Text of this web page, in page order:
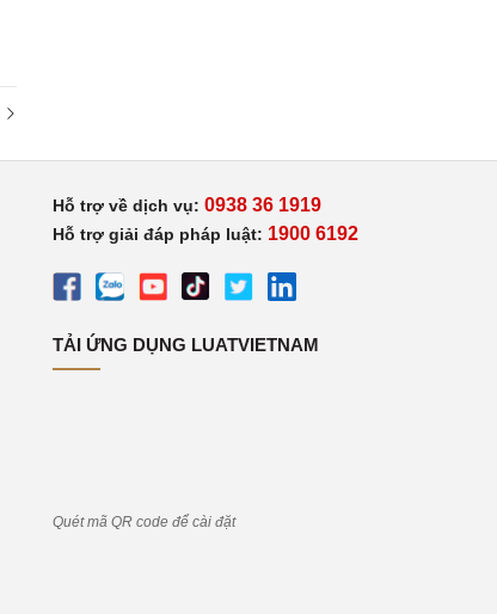
Hỗ trợ về dịch vụ: 0938 36 1919
Hỗ trợ giải đáp pháp luật: 1900 6192
TẢI ỨNG DỤNG LUATVIETNAM
Quét mã QR code để cài đặt